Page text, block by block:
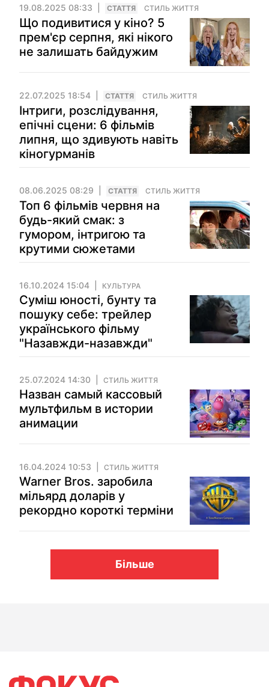
19.08.2025 08:33 СТАТТЯ СТИЛЬ ЖИТТЯ
Що подивитися у кіно? 5
прем'єр серпня, які нікого
не залишать байдужим
22.07.2025 18:54 СТАТТЯ СТИЛЬ ЖИТТЯ
Інтриги, розслідування,
епічні сцени: 6 фільмів
липня, що здивують навіть
кіногурманів
08.06.2025 08:29 СТАТТЯ СТИЛЬ ЖИТТЯ
Топ 6 фільмів червня на
будь-який смак: з
гумором, інтригою та
крутими сюжетами
16.10.2024 15:04 КУЛЬТУРА
Суміш юності, бунту та
пошуку себе: трейлер
українського фільму
"Назавжди-назавжди"
25.07.2024 14:30 СТИЛЬ ЖИТТЯ
Назван самый кассовый
мультфильм в истории
анимации
16.04.2024 10:53 СТИЛЬ ЖИТТЯ
Warner Bros. заробила
мільярд доларів у
рекордно короткі терміни
Більше